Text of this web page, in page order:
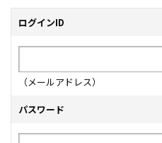
ログインID
（メールアドレス）
パスワード